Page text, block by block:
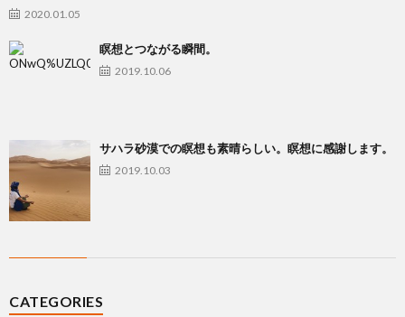
2020.01.05
瞑想とつながる瞬間。
2019.10.06
サハラ砂漠での瞑想も素晴らしい。瞑想に感謝します。
2019.10.03
CATEGORIES